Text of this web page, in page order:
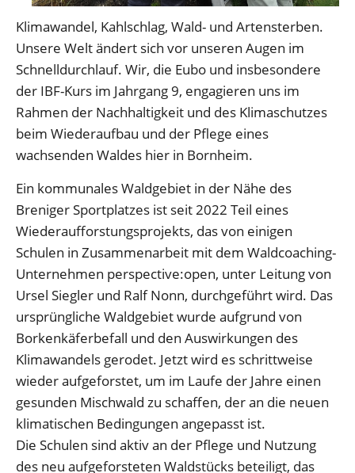
Klimawandel, Kahlschlag, Wald- und Artensterben.
Unsere Welt ändert sich vor unseren Augen im
Schnelldurchlauf. Wir, die Eubo und insbesondere
der IBF-Kurs im Jahrgang 9, engagieren uns im
Rahmen der Nachhaltigkeit und des Klimaschutzes
beim Wiederaufbau und der Pflege eines
wachsenden Waldes hier in Bornheim.
Ein kommunales Waldgebiet in der Nähe des
Breniger Sportplatzes ist seit 2022 Teil eines
Wiederaufforstungsprojekts, das von einigen
Schulen in Zusammenarbeit mit dem Waldcoaching-
Unternehmen perspective:open, unter Leitung von
Ursel Siegler und Ralf Nonn, durchgeführt wird. Das
ursprüngliche Waldgebiet wurde aufgrund von
Borkenkäferbefall und den Auswirkungen des
Klimawandels gerodet. Jetzt wird es schrittweise
wieder aufgeforstet, um im Laufe der Jahre einen
gesunden Mischwald zu schaffen, der an die neuen
klimatischen Bedingungen angepasst ist.
Die Schulen sind aktiv an der Pflege und Nutzung
des neu aufgeforsteten Waldstücks beteiligt, das